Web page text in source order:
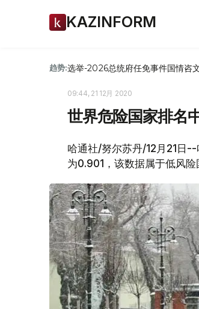
KAZINFORM
趋势:选举-2026总统府任免事件国情咨
09:44, 21 12月 2020
世界危险国家排名
哈通社/努尔苏丹/12月21日
为0.901，该数据属于低风险